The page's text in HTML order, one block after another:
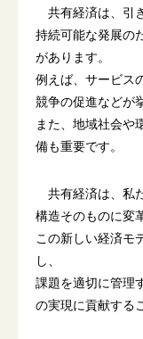
共有経済は、引
持続可能な発展の
があります。
例えば、サービス
競争の促進などが
また、地域社会や
備も重要です。
共有経済は、私
構造そのものに変
この新しい経済モ
し、
課題を適切に管理
の実現に貢献する